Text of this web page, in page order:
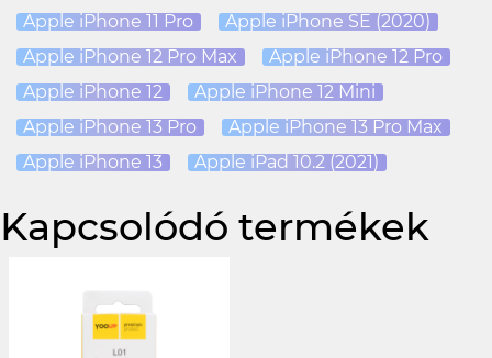
Apple iPhone 11 Pro
Apple iPhone SE (2020)
Apple iPhone 12 Pro Max
Apple iPhone 12 Pro
Apple iPhone 12
Apple iPhone 12 Mini
Apple iPhone 13 Pro
Apple iPhone 13 Pro Max
Apple iPhone 13
Apple iPad 10.2 (2021)
Kapcsolódó termékek